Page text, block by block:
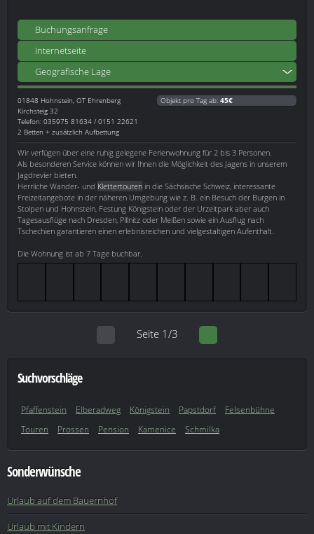
Buchungsanfrage
Internetseite
Geografische Lage
01848 Hohnstein, OT Ehrenberg
Kirchsteig 32
Telefon: 035975 81634 / 0151 22621
2 Betten + zusätzlich Aufbettung
Objekt pro Tag ab: 45€
Wir verfügen über eine ruhig gelegene Ferienwohnung für 2 bis 3 Personen.
Als besonderen Service können wir Ihnen die Möglichkeit des Jagens in unserem
Jagdrevier bieten.
Herrliche Wander- und Klettertouren in die Sächsische Schweiz, interessante
Freizeitangebote in der näheren Umgebung wie z. B. ein Besuch der Burgen in
Stolpen und Hohnstein, Festung Königstein oder der Urzeitpark aber auch
Tagesausflüge nach Dresden, Pillnitz oder Meißen sowie ein Ausflug nach
Tschechien garantieren einen erlebnisreichen und vielgestaltigen Aufenthalt.
Die Wohnung ist ab 7 Tage buchbar.
Seite 1/3
Suchvorschläge
Pfaffenstein Elberadweg Königstein Papstdorf
Felsenbühne
Touren
Prossen Pension Kamenice Schmilka
Sonderwünsche
Urlaub auf dem Bauernhof
Urlaub mit Kindern